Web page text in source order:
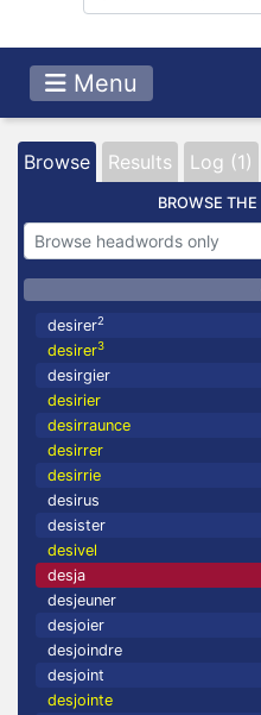
Menu
Browse Results Log (1)
BROWSE
desirer2
desirer3
desirgier
desirier
desirraunce
desirrer
desirrie
desirus
desister
desivel
desja
desjeuner
desjoier
desjoindre
desjoint
desjointe